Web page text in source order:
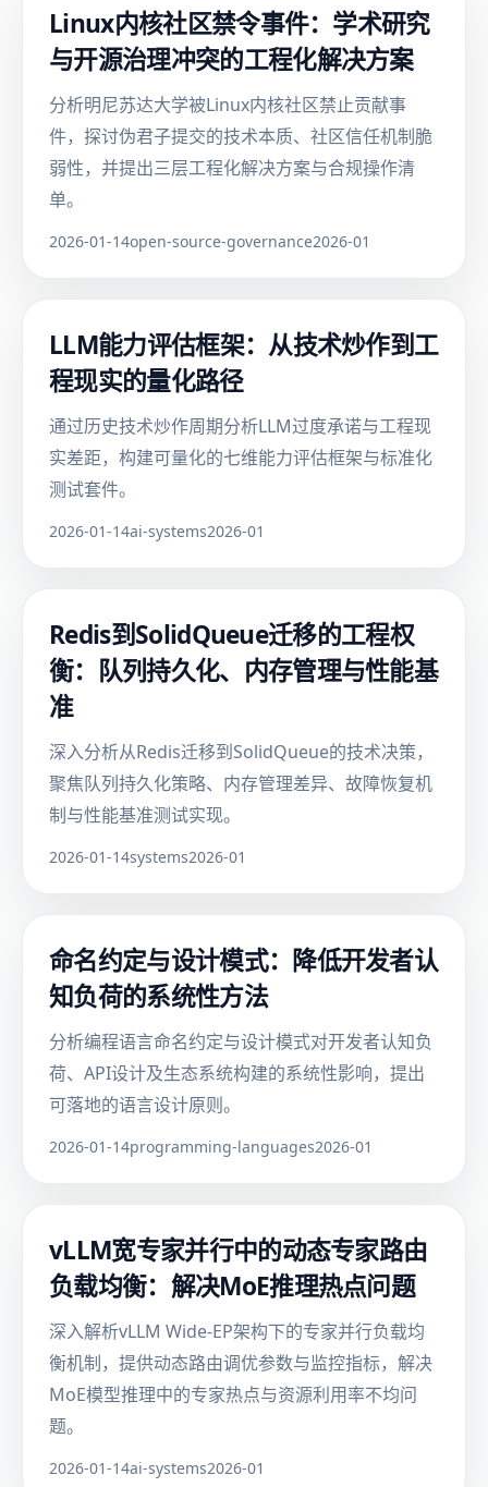
Linux内核社区禁令事件：学术研究
与开源治理冲突的工程化解决方案
分析明尼苏达大学被Linux内核社区禁止贡献事
件，探讨伪君子提交的技术本质、社区信任机制脆
弱性，并提出三层工程化解决方案与合规操作清
单。
2026-01-14open-source-governance2026-01
LLM能力评估框架：从技术炒作到工
程现实的量化路径
通过历史技术炒作周期分析LLM过度承诺与工程现
实差距，构建可量化的七维能力评估框架与标准化
测试套件。
2026-01-14ai-systems2026-01
Redis到SolidQueue迁移的工程权
衡：队列持久化、内存管理与性能基
准
深入分析从Redis迁移到SolidQueue的技术决策，
聚焦队列持久化策略、内存管理差异、故障恢复机
制与性能基准测试实现。
2026-01-14systems2026-01
命名约定与设计模式：降低开发者认
知负荷的系统性方法
分析编程语言命名约定与设计模式对开发者认知负
荷、API设计及生态系统构建的系统性影响，提出
可落地的语言设计原则。
2026-01-14programming-languages2026-01
vLLM宽专家并行中的动态专家路由
负载均衡：解决MoE推理热点问题
深入解析vLLM Wide-EP架构下的专家并行负载均
衡机制，提供动态路由调优参数与监控指标，解决
MoE模型推理中的专家热点与资源利用率不均问
题。
2026-01-14ai-systems2026-01